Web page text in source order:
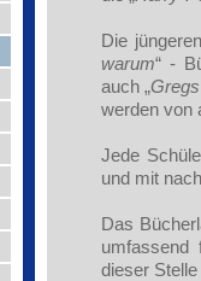
Die
warum“ -
auch „
werden von
Jede
und mit
Das
dieser